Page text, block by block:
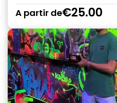
A partir de€25.00